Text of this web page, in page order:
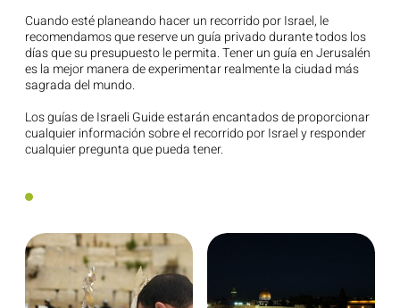
Cuando esté planeando hacer un recorrido por Israel, le
recomendamos que reserve un guía privado durante todos los
días que su presupuesto le permita. Tener un guía en Jerusalén
es la mejor manera de experimentar realmente la ciudad más
sagrada del mundo.
Los guías de Israeli Guide estarán encantados de proporcionar
cualquier información sobre el recorrido por Israel y responder
cualquier pregunta que pueda tener.